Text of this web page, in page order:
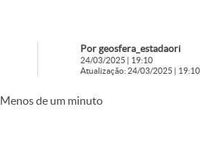
Por geosfera_estadaori
24/03/2025 | 19:10
Atualização: 24/03/2025 | 19:10
Menos de um minuto